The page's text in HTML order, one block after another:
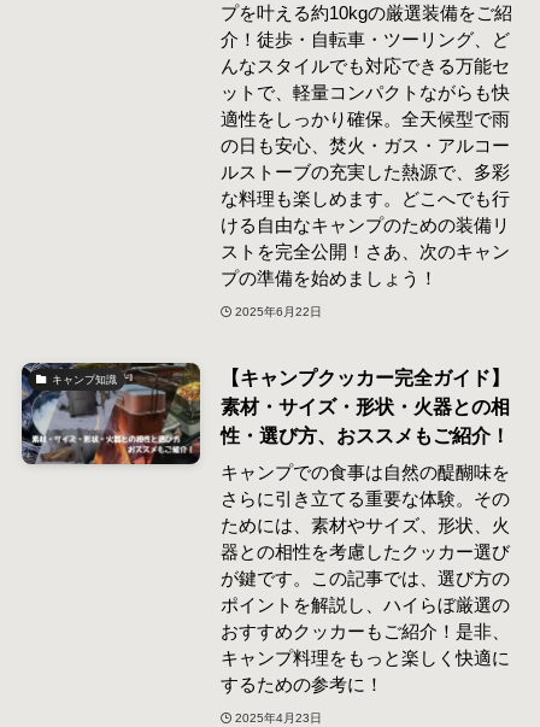
プを叶える約10kgの厳選装備をご紹
介！徒歩・自転車・ツーリング、ど
んなスタイルでも対応できる万能セ
ットで、軽量コンパクトながらも快
適性をしっかり確保。全天候型で雨
の日も安心、焚火・ガス・アルコー
ルストーブの充実した熱源で、多彩
な料理も楽しめます。どこへでも行
ける自由なキャンプのための装備リ
ストを完全公開！さあ、次のキャン
プの準備を始めましょう！
2025年6月22日
キャンプ知識
【キャンプクッカー完全ガイド】
素材・サイズ・形状・火器との相
性・選び方、おススメもご紹介！
キャンプでの食事は自然の醍醐味を
さらに引き立てる重要な体験。その
ためには、素材やサイズ、形状、火
器との相性を考慮したクッカー選び
が鍵です。この記事では、選び方の
ポイントを解説し、ハイらぼ厳選の
おすすめクッカーもご紹介！是非、
キャンプ料理をもっと楽しく快適に
するための参考に！
2025年4月23日